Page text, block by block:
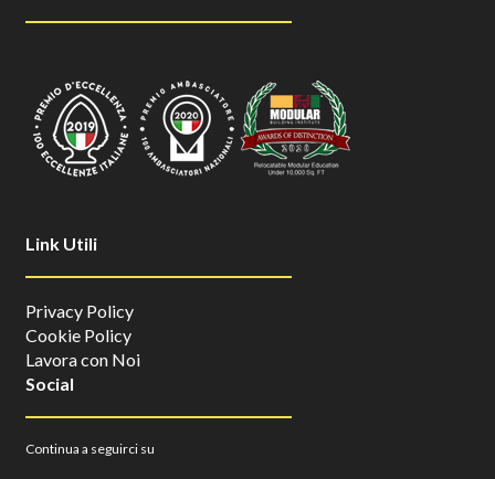
Link Utili
Privacy Policy
Cookie Policy
Lavora con Noi
Social
Continua a seguirci su